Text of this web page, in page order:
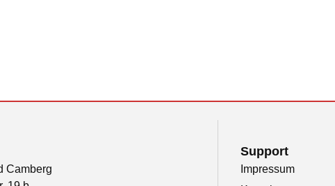
Camberg
Support
Impressum